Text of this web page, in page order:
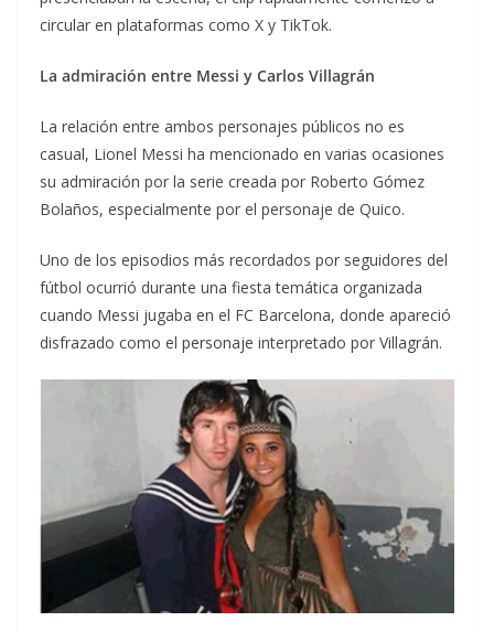
circular en plataformas como X y TikTok.
La admiración entre Messi y Carlos Villagrán
La relación entre ambos personajes públicos no es
casual, Lionel Messi ha mencionado en varias ocasiones
su admiración por la serie creada por Roberto Gómez
Bolaños, especialmente por el personaje de Quico.
Uno de los episodios más recordados por seguidores del
fútbol ocurrió durante una fiesta temática organizada
cuando Messi jugaba en el FC Barcelona, donde apareció
disfrazado como el personaje interpretado por Villagrán.